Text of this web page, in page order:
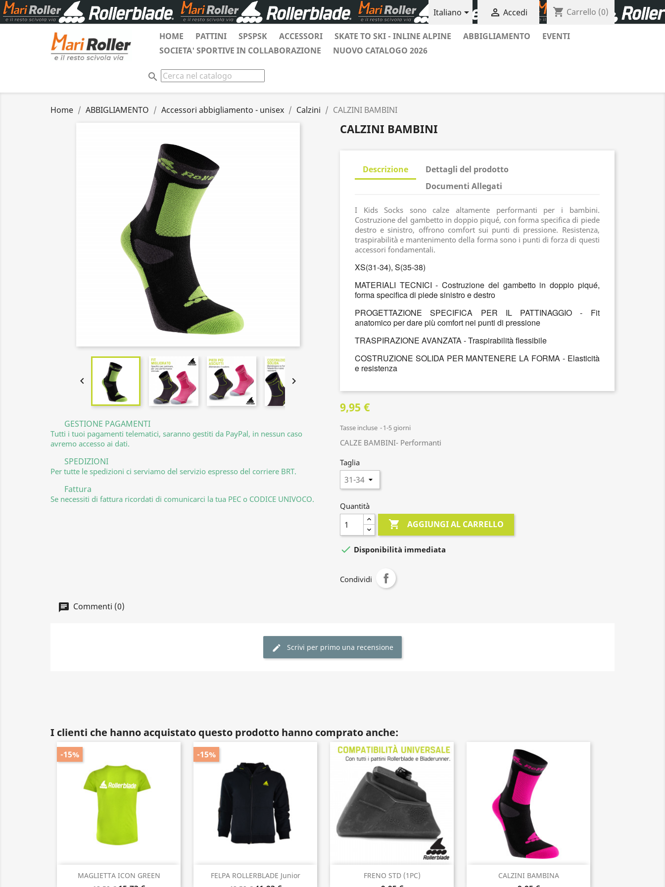
Italiano  Accedi shopping_cart Carrello (0)
HOME PATTINI SPSPSK ACCESSORI SKATE TO SKI - INLINE ALPINE ABBIGLIAMENTO
EVENTI
SOCIETA' SPORTIVE IN COLLABORAZIONE
NUOVO CATALOGO 2026
search
Home ABBIGLIAMENTO Accessori abbigliamento - unisex Calzini CALZINI BAMBINI
 
GESTIONE PAGAMENTI
Tutti i tuoi pagamenti telematici, saranno gestiti da PayPal, in nessun caso
avremo accesso ai dati.
SPEDIZIONI
Per tutte le spedizioni ci serviamo del servizio espresso del corriere BRT.
Fattura
Se necessiti di fattura ricordati di comunicarci la tua PEC o CODICE UNIVOCO.
CALZINI BAMBINI
Descrizione
Dettagli del prodotto
Documenti Allegati
I Kids Socks sono calze altamente performanti per i bambini.
Costruzione del gambetto in doppio piqué, con forma specifica di piede
destro e sinistro, offrono comfort sui punti di pressione. Resistenza,
traspirabilità e mantenimento della forma sono i punti di forza di questi
accessori fondamentali.
XS(31-34), S(35-38)
MATERIALI TECNICI - Costruzione del gambetto in doppio piqué,
forma specifica di piede sinistro e destro
PROGETTAZIONE SPECIFICA PER IL PATTINAGGIO - Fit
anatomico per dare più comfort nei punti di pressione
TRASPIRAZIONE AVANZATA - Traspirabilità flessibile
COSTRUZIONE SOLIDA PER MANTENERE LA FORMA - Elasticità
e resistenza
9,95 €
Tasse incluse 1-5 giorni
CALZE BAMBINI- Performanti
Taglia
Quantità
 AGGIUNGI AL CARRELLO
 Disponibilità immediata
Condividi
Commenti (0)
Scrivi per primo una recensione
I clienti che hanno acquistato questo prodotto hanno comprato anche:
MAGLIETTA ICON GREEN
-15%
Anteprima
FELPA ROLLERBLADE Junior
-15%
Anteprima FRENO STD (1PC)
Anteprima CALZINI BAMBINA
Anteprima